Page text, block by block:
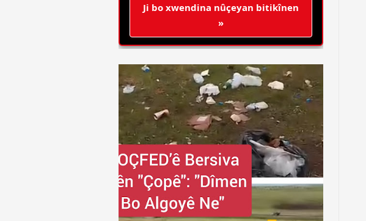
Ji bo xwendina nûçeyan bitikînen
»